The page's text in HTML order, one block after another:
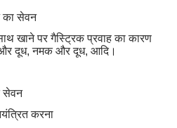
का सेवन
खाने पर गैस्ट्रिक प्रवाह का कारण
और दूध, नमक और दूध, आदि।
सेवन
करना